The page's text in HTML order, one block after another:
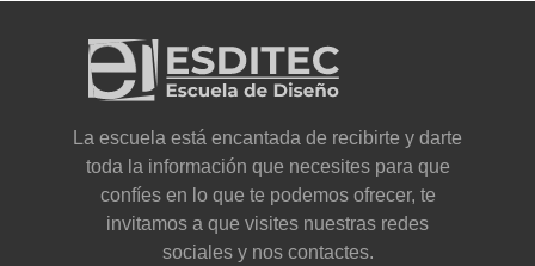
La escuela está encantada de recibirte y darte
toda la información que necesites para que
confíes en lo que te podemos ofrecer, te
invitamos a que visites nuestras redes
sociales y nos contactes.